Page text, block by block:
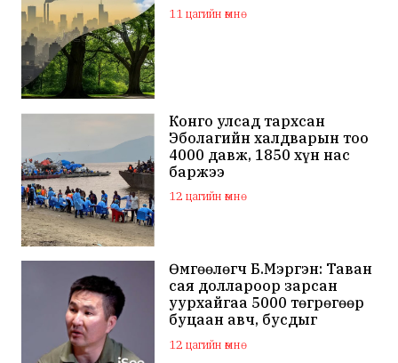
11 цагийн өмнө
Конго улсад тархсан
Эболагийн халдварын тоо
4000 давж, 1850 хүн нас
баржээ
12 цагийн өмнө
Өмгөөлөгч Б.Мэргэн: Таван
сая доллароор зарсан
уурхайгаа 5000 төгрөгөөр
буцаан авч, бусдыг
залилсан Ө.Ганзоригийн
өмгөөлөгч ёс зүйгүйгээр
12 цагийн өмнө